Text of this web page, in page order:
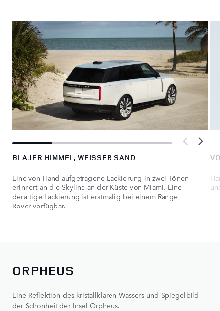
BLAUER HIMMEL, WEISSER SAND
Eine von Hand aufgetragene Lackierung in zwei Tönen
erinnert an die Skyline an der Küste von Miami. Eine
derartige Lackierung ist erstmalig bei einem Range
Rover verfügbar.
ORPHEUS
Eine Reflektion des kristallklaren Wassers und Spiegelbild
der Schönheit der Insel Orpheus.